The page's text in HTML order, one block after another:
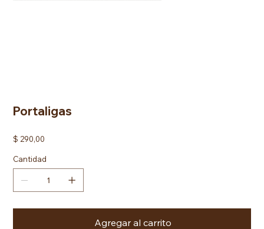
Portaligas
Precio
$ 290,00
Cantidad
Agregar al carrito